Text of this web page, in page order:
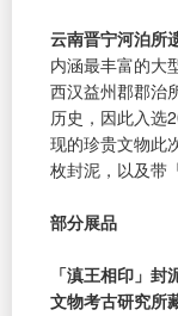
云南晋宁河泊所
内涵最丰富的大
西汉益州郡郡治
历史，因此入选
现的珍贵文物此
枚封泥，以及带
部分展品
「滇王相印」
文物考古研究所